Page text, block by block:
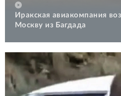
Иракская авиакомпания
Москву из Багдада